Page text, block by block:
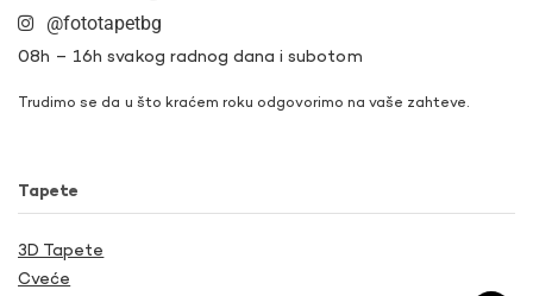
@fototapetbg
08h – 16h svakog radnog dana i subotom
Trudimo se da u što kraćem roku odgovorimo na vaše zahteve.
Tapete
3D Tapete
Cveće